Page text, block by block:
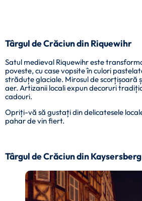
Târgul de Crăciun din Riquewihr
Satul medieval Riquewihr este
poveste, cu case vopsite în culori
străduțe glaciale. Mirosul de scorțișoară
aer. Artizanii locali expun decoruri
cadouri.
Opriți-vă să gustați din delicatesele
pahar de vin fiert.
Târgul de Crăciun din Kaysersberg